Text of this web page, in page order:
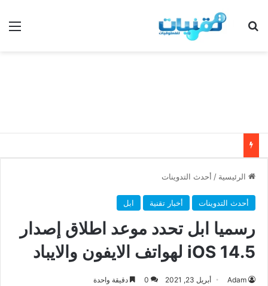
بحث عن
الرئيسية / أحدث التدوينات
أحدث التدوينات أخبار تقنية ابل
رسميا ابل تحدد موعد اطلاق إصدار
iOS 14.5 لهواتف الايفون والايباد
Adam أبريل 23, 2021 0 دقيقة واحدة